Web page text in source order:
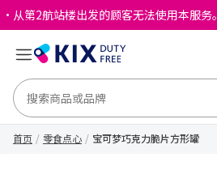
・从第2航站楼出发的顾客无法使用本服务。
首页 零食点心 宝可梦巧克力脆片方形罐